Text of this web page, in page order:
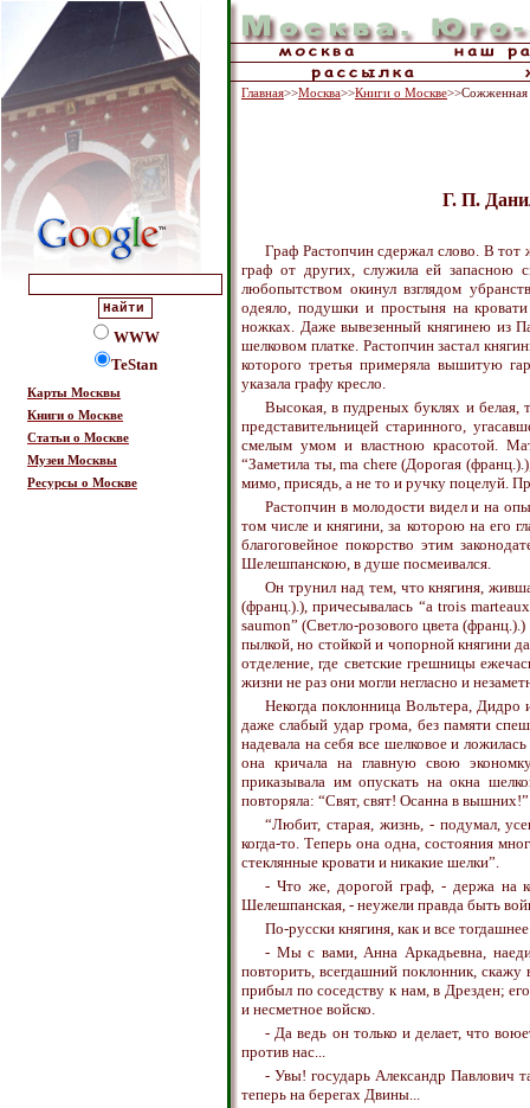
WWW
TeStan
Карты Москвы
Книги о Москве
Статьи о Москве
Музеи Москвы
Ресурсы о Москве
Главная>>Москва>>Книги о Москве>>Сожженная
Г. П.
Граф Растопчин сдержал слово. В тот
граф от других, служила ей запасною
любопытством окинул взглядом
одеяло, подушки и простыня на
ножках. Даже вывезенный княгинею из
шелковом платке. Растопчин застал
которого третья примеряла вышитую
указала графу кресло.
Высокая, в пудреных буклях и белая,
представительницей старинного,
смелым умом и властною красотой.
“Заметила ты, ma chere (Дорогая
мимо, присядь, а не то и ручку поцелуй.
Растопчин в молодости видел и на
том числе и княгини, за которою на его
благоговейное покорство этим
Шелешпанскою, в душе посмеивался.
Он трунил над тем, что княгиня,
(франц.).), причесывалась “a trois
saumon” (Светло-розового цвета
пылкой, но стойкой и чопорной княгини
отделение, где светские грешницы
жизни не раз они могли негласно и
Некогда поклонница Вольтера, Дидро
даже слабый удар грома, без памяти
надевала на себя все шелковое и
она кричала на главную свою
приказывала им опускать на окна
повторяла: “Свят, свят! Осанна в
“Любит, старая, жизнь, - подумал,
когда-то. Теперь она одна, состояния
стеклянные кровати и никакие шелки”.
- Что же, дорогой граф, - держа на
Шелешпанская, - неужели правда быть
По-русски княгиня, как и все
- Мы с вами, Анна Аркадьевна,
повторить, всегдашний поклонник,
прибыл по соседству к нам, в Дрезден;
и несметное войско.
- Да ведь он только и делает, что
против нас...
- Увы! государь Александр Павлович
теперь на берегах Двины...